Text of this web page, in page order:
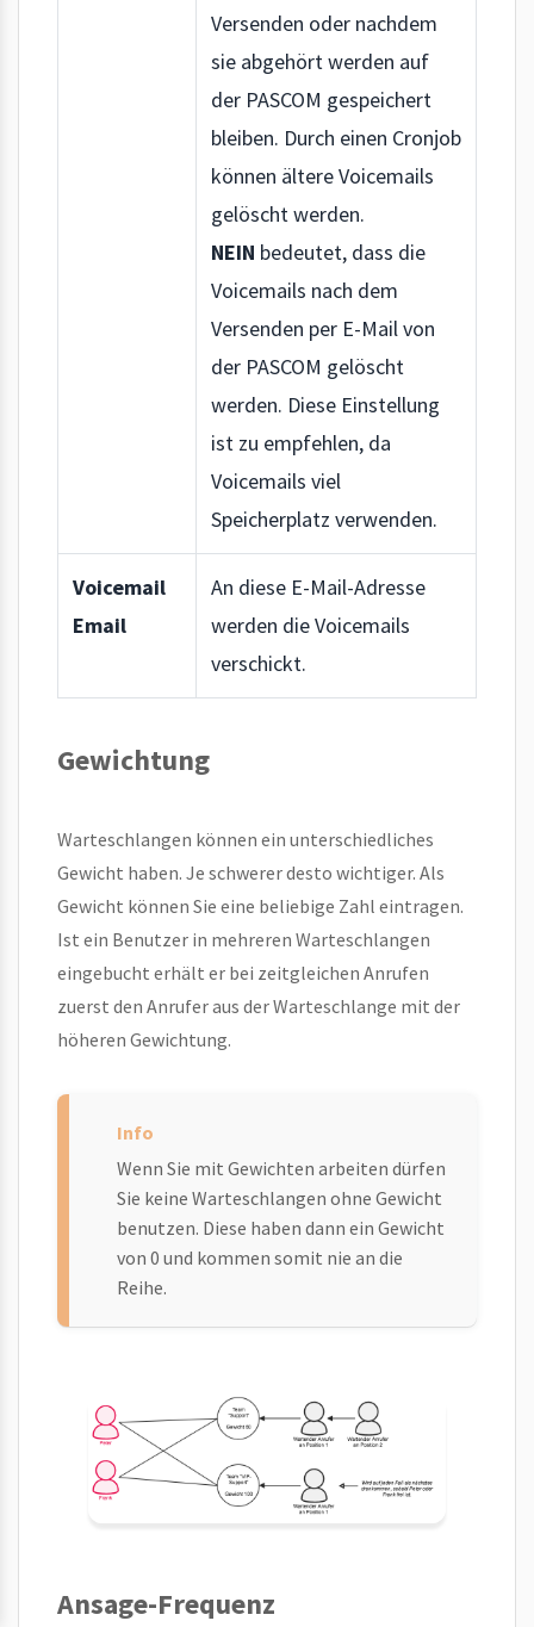
Versenden oder nachdem
sie abgehört werden auf
der PASCOM gespeichert
bleiben. Durch einen Cronjob
können ältere Voicemails
gelöscht werden.
NEIN bedeutet, dass die
Voicemails nach dem
Versenden per E-Mail von
der PASCOM gelöscht
werden. Diese Einstellung
ist zu empfehlen, da
Voicemails viel
Speicherplatz verwenden.
Voicemail
Email
An diese E-Mail-Adresse
werden die Voicemails
verschickt.
Gewichtung
Warteschlangen können ein unterschiedliches
Gewicht haben. Je schwerer desto wichtiger. Als
Gewicht können Sie eine beliebige Zahl eintragen.
Ist ein Benutzer in mehreren Warteschlangen
eingebucht erhält er bei zeitgleichen Anrufen
zuerst den Anrufer aus der Warteschlange mit der
höheren Gewichtung.
Wenn Sie mit Gewichten arbeiten dürfen
Sie keine Warteschlangen ohne Gewicht
benutzen. Diese haben dann ein Gewicht
von 0 und kommen somit nie an die
Reihe.
Ansage-Frequenz